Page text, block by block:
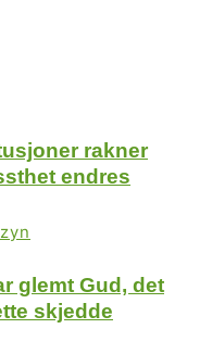
rakner
endres
glemt Gud, det
skjedde